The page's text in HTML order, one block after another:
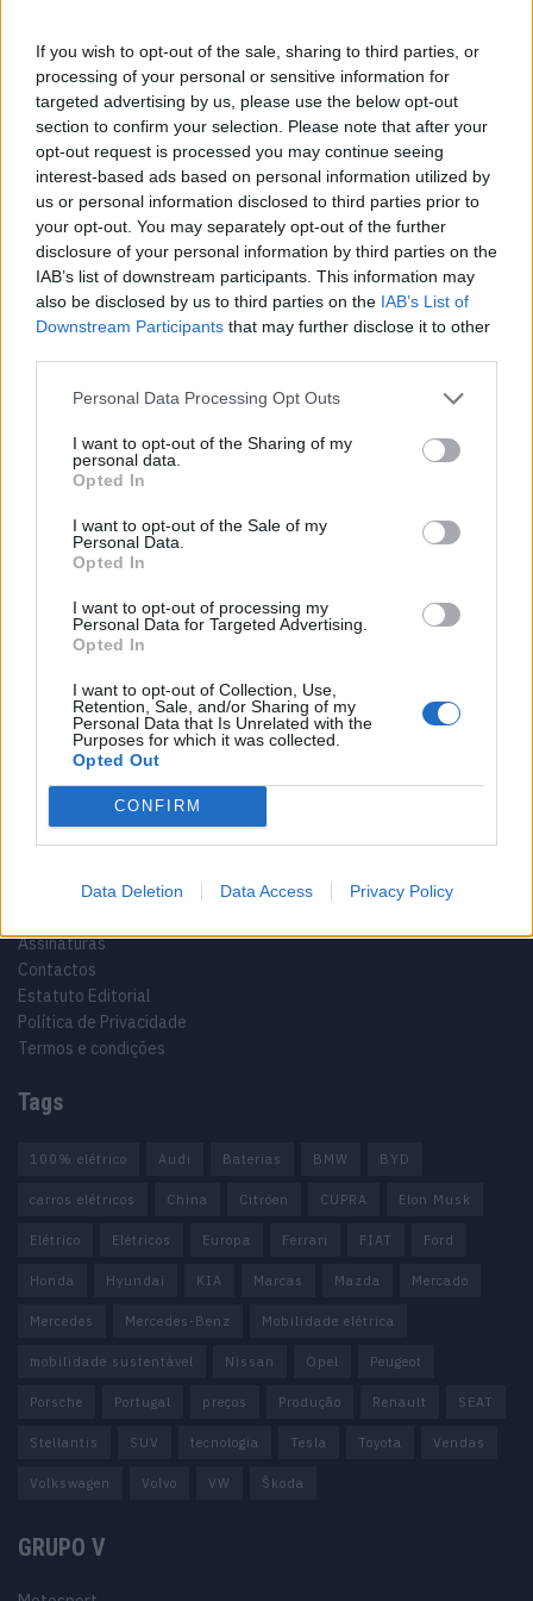
If you wish to opt-out of the sale, sharing to third parties, or
processing of your personal or sensitive information for
targeted advertising by us, please use the below opt-out
section to confirm your selection. Please note that after your
opt-out request is processed you may continue seeing
interest-based ads based on personal information utilized by
us or personal information disclosed to third parties prior to
your opt-out. You may separately opt-out of the further
disclosure of your personal information by third parties on the
IAB’s list of downstream participants. This information may
also be disclosed by us to third parties on the IAB’s List of
Downstream Participants that may further disclose it to other
Personal Data Processing Opt Outs
I want to opt-out of the Sharing of my
personal data.
Opted In
I want to opt-out of the Sale of my
Personal Data.
Opted In
I want to opt-out of processing my
Personal Data for Targeted Advertising.
Opted In
I want to opt-out of Collection, Use,
Retention, Sale, and/or Sharing of my
Personal Data that Is Unrelated with the
Purposes for which it was collected.
Opted Out
CONFIRM
Data Deletion Data Access Privacy Policy
Trending Comments Latest
Este é um Porsche 911 Carrera RS 2.7 Safari
que todos podem comprar
13/03/2024
Vídeo – Tesla Cybertruck – Nunca vimos
nada assim!
13/05/2024
40 anos depois
31/07/2026
Vídeo – Os renovados Skoda Scala e Kamiq
Sobre
Noticias do setor automóvel, novidades e ensaios.
Informação importante
Assinaturas
Contactos
Estatuto Editorial
Política de Privacidade
Termos e condições
Tags
100% elétrico Audi Baterias BMW BYD
carros elétricos China Citröen CUPRA Elon Musk
Elétrico Elétricos Europa Ferrari FIAT Ford
Honda Hyundai KIA Marcas Mazda Mercado
Mercedes Mercedes-Benz Mobilidade elétrica
mobilidade sustentável Nissan Opel Peugeot
Porsche Portugal preços Produção Renault SEAT
Stellantis SUV tecnologia Tesla Toyota Vendas
Volkswagen Volvo VW Škoda
GRUPO V